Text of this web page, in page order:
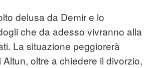
delusa da Demir e lo
che da adesso vivranno alla
La situazione peggiorerà
Altun, oltre a chiedere il divorzio,